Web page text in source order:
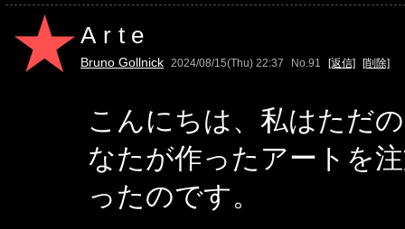
Arte
Bruno Gollnick 2024/08/15(Thu) 22:37 No.91 [返信] [削除]
こんにちは、私はただ
なたが作ったアートを
ったのです。